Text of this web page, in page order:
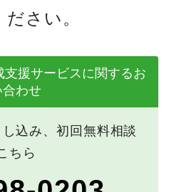
さい。
援サービスに関するお
合わせ
込み、初回無料相談
ちら